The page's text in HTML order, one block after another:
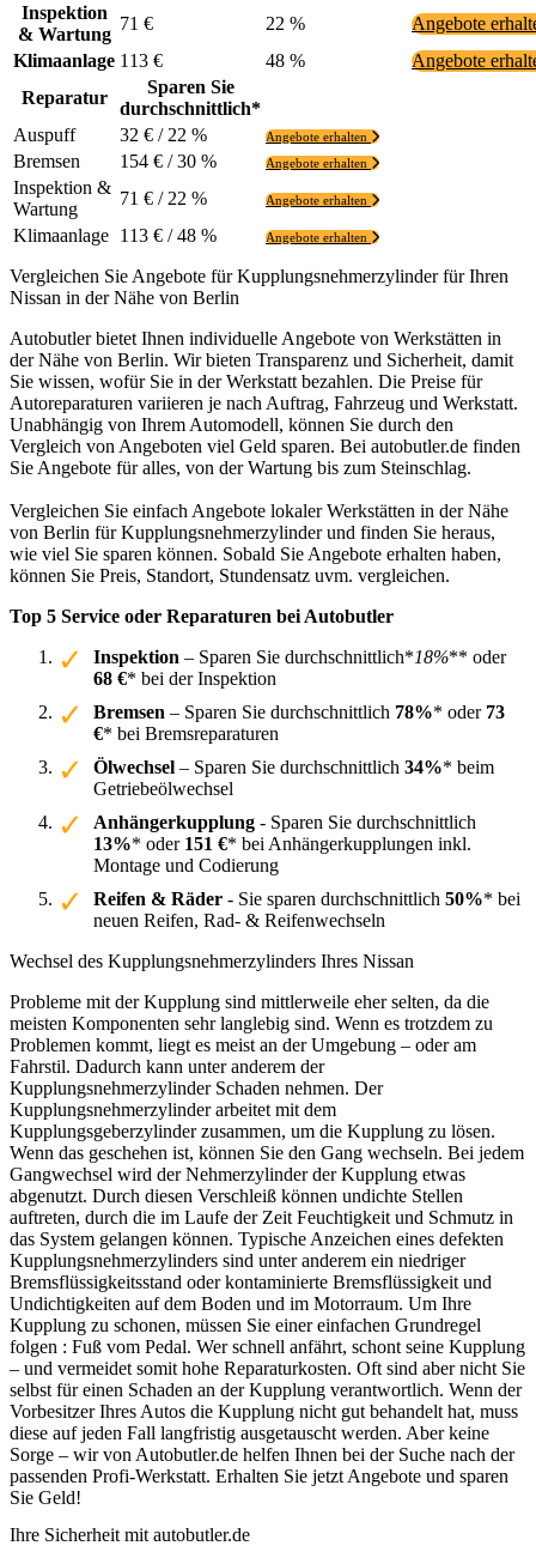
Inspektion
& Wartung
71 € 22 %
Angebote
Klimaanlage 113 € 48 %
Angebote
Reparatur
Sparen Sie
durchschnittlich*
Auspuff
32 € / 22 % Angebote erhalten
Bremsen 154 € / 30 % Angebote erhalten
Inspektion &
Wartung
71 € / 22 % Angebote erhalten
Klimaanlage 113 € / 48 % Angebote erhalten
Vergleichen Sie Angebote für Kupplungsnehmerzylinder für Ihren
Nissan in der Nähe von Berlin
Autobutler bietet Ihnen individuelle Angebote von Werkstätten in
der Nähe von Berlin. Wir bieten Transparenz und Sicherheit, damit
Sie wissen, wofür Sie in der Werkstatt bezahlen. Die Preise für
Autoreparaturen variieren je nach Auftrag, Fahrzeug und Werkstatt.
Unabhängig von Ihrem Automodell, können Sie durch den
Vergleich von Angeboten viel Geld sparen. Bei autobutler.de finden
Sie Angebote für alles, von der Wartung bis zum Steinschlag.
Vergleichen Sie einfach Angebote lokaler Werkstätten in der Nähe
von Berlin für Kupplungsnehmerzylinder und finden Sie heraus,
wie viel Sie sparen können. Sobald Sie Angebote erhalten haben,
können Sie Preis, Standort, Stundensatz uvm. vergleichen.
Top 5 Service oder Reparaturen bei Autobutler
Inspektion – Sparen Sie durchschnittlich*18%** oder
68 €* bei der Inspektion
Bremsen – Sparen Sie durchschnittlich 78%* oder 73
€* bei Bremsreparaturen
Ölwechsel – Sparen Sie durchschnittlich 34%* beim
Getriebeölwechsel
Anhängerkupplung - Sparen Sie durchschnittlich
13%* oder 151 €* bei Anhängerkupplungen inkl.
Montage und Codierung
Reifen & Räder - Sie sparen durchschnittlich 50%* bei
neuen Reifen, Rad- & Reifenwechseln
Wechsel des Kupplungsnehmerzylinders Ihres Nissan
Probleme mit der Kupplung sind mittlerweile eher selten, da die
meisten Komponenten sehr langlebig sind. Wenn es trotzdem zu
Problemen kommt, liegt es meist an der Umgebung – oder am
Fahrstil. Dadurch kann unter anderem der
Kupplungsnehmerzylinder Schaden nehmen. Der
Kupplungsnehmerzylinder arbeitet mit dem
Kupplungsgeberzylinder zusammen, um die Kupplung zu lösen.
Wenn das geschehen ist, können Sie den Gang wechseln. Bei jedem
Gangwechsel wird der Nehmerzylinder der Kupplung etwas
abgenutzt. Durch diesen Verschleiß können undichte Stellen
auftreten, durch die im Laufe der Zeit Feuchtigkeit und Schmutz in
das System gelangen können. Typische Anzeichen eines defekten
Kupplungsnehmerzylinders sind unter anderem ein niedriger
Bremsflüssigkeitsstand oder kontaminierte Bremsflüssigkeit und
Undichtigkeiten auf dem Boden und im Motorraum. Um Ihre
Kupplung zu schonen, müssen Sie einer einfachen Grundregel
folgen : Fuß vom Pedal. Wer schnell anfährt, schont seine Kupplung
– und vermeidet somit hohe Reparaturkosten. Oft sind aber nicht Sie
selbst für einen Schaden an der Kupplung verantwortlich. Wenn der
Vorbesitzer Ihres Autos die Kupplung nicht gut behandelt hat, muss
diese auf jeden Fall langfristig ausgetauscht werden. Aber keine
Sorge – wir von Autobutler.de helfen Ihnen bei der Suche nach der
passenden Profi-Werkstatt. Erhalten Sie jetzt Angebote und sparen
Sie Geld!
Ihre Sicherheit mit autobutler.de